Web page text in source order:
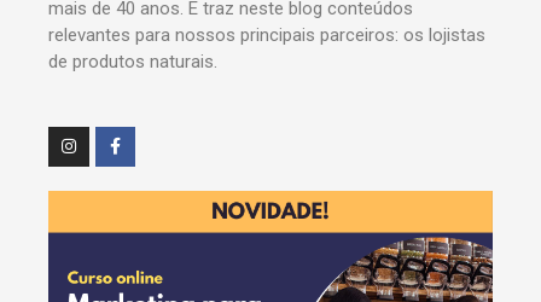
mais de 40 anos. E traz neste blog conteúdos
relevantes para nossos principais parceiros: os lojistas
de produtos naturais.